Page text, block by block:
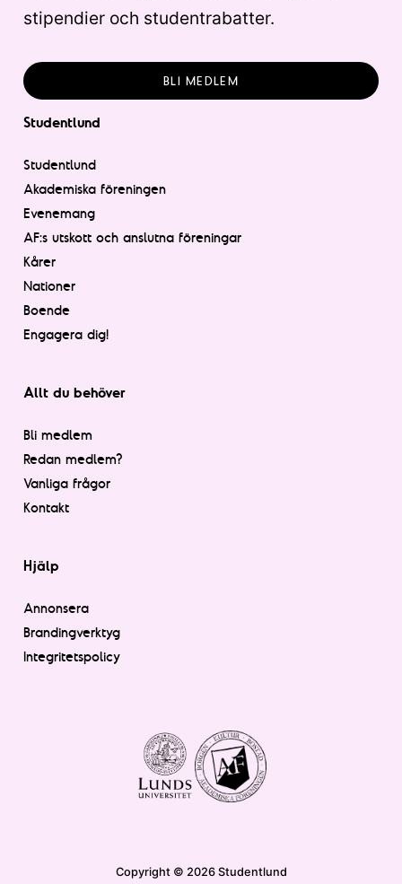
stipendier och studentrabatter.
BLI MEDLEM
Studentlund
Studentlund
Akademiska föreningen
Evenemang
AF:s utskott och anslutna föreningar
Kårer
Nationer
Boende
Engagera dig!
Allt du behöver
Bli medlem
Redan medlem?
Vanliga frågor
Kontakt
Hjälp
Annonsera
Brandingverktyg
Integritetspolicy
Copyright © 2026 Studentlund